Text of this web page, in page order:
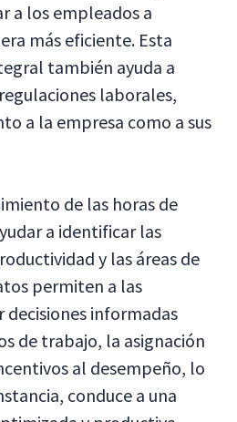
a los empleados a
más eficiente. Esta
también ayuda a
laborales,
a la empresa como a sus
de las horas de
a identificar las
y las áreas de
permiten a las
decisiones informadas
de trabajo, la asignación
al desempeño, lo
conduce a una